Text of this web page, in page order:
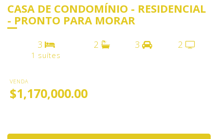
CASA DE CONDOMÍNIO - RESIDENCIAL
- PRONTO PARA MORAR
3
1 suítes
2 3 2
VENDA
$1,170,000.00